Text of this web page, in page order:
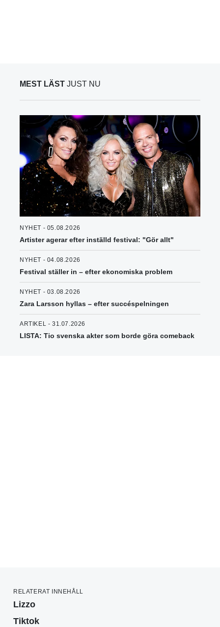
MEST LÄST JUST NU
NYHET - 05.08.2026
Artister agerar efter inställd festival: "Gör allt"
NYHET - 04.08.2026
Festival ställer in – efter ekonomiska problem
NYHET - 03.08.2026
Zara Larsson hyllas – efter succéspelningen
ARTIKEL - 31.07.2026
LISTA: Tio svenska akter som borde göra comeback
RELATERAT INNEHÅLL
Lizzo
Tiktok